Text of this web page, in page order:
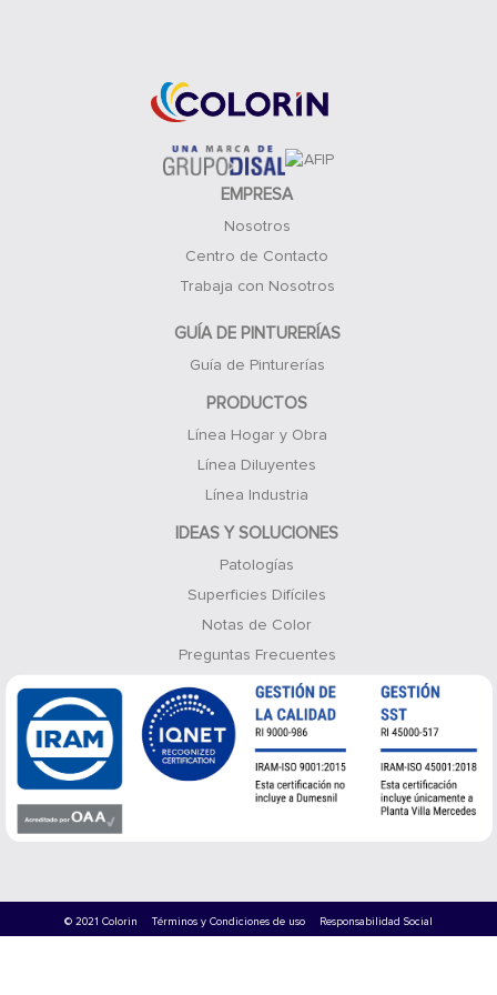
EMPRESA
Nosotros
Centro de Contacto
Trabaja con Nosotros
GUÍA DE PINTURERÍAS
Guía de Pinturerías
PRODUCTOS
Línea Hogar y Obra
Línea Diluyentes
Línea Industria
IDEAS Y SOLUCIONES
Patologías
Superficies Difíciles
Notas de Color
Preguntas Frecuentes
© 2021 Colorin Términos y Condiciones de uso Responsabilidad Social